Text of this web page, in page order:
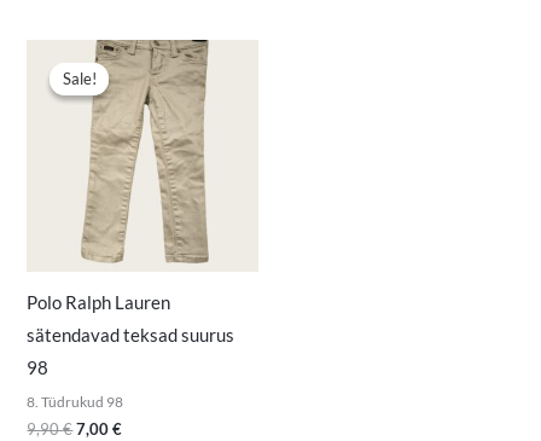
Sale!
Sale!
Polo Ralph Lauren
sätendavad teksad suurus
98
8. Tüdrukud 98
9,90€
Algne
hind
oli:
9,90 €.
7,00€
Praegune
hind
on:
7,00 €.